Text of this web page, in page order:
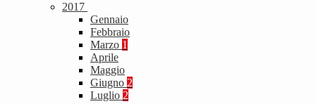
2017
Gennaio
Febbraio
Marzo 1
Aprile
Maggio
Giugno 2
Luglio 2